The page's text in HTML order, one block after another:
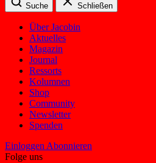
Suche Schließen
Über Jacobin
Aktuelles
Magazin
Journal
Ressorts
Kolumnen
Shop
Community
Newsletter
Spenden
Einloggen Abonnieren
Folge uns